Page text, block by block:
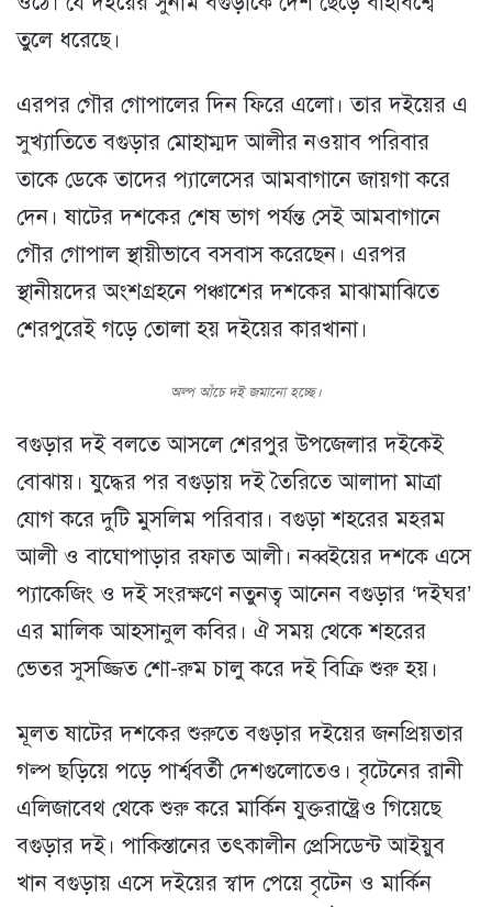
তুলে ধরেছে।
এরপর গৌর গোপালের দিন ফিরে এলো। তার দইয়ের এ
সুখ্যাতিতে বগুড়ার মোহাম্মদ আলীর নওয়াব পরিবার
তাকে ডেকে তাদের প্যালেসের আমবাগানে জায়গা করে
দেন। ষাটের দশকের শেষ ভাগ পর্যন্ত সেই আমবাগানে
গৌর গোপাল স্থায়ীভাবে বসবাস করেছেন। এরপর
স্থানীয়দের অংশগ্রহনে পঞ্চাশের দশকের মাঝামাঝিতে
শেরপুরেই গড়ে তোলা হয় দইয়ের কারখানা।
অল্প আঁচে দই জমানো হচ্ছে।
বগুড়ার দই বলতে আসলে শেরপুর উপজেলার দইকেই
বোঝায়। যুদ্ধের পর বগুড়ায় দই তৈরিতে আলাদা মাত্রা
যোগ করে দুটি মুসলিম পরিবার। বগুড়া শহরের মহরম
আলী ও বাঘোপাড়ার রফাত আলী। নব্বইয়ের দশকে এসে
প্যাকেজিং ও দই সংরক্ষণে নতুনত্ব আনেন বগুড়ার ‘দইঘর’
এর মালিক আহসানুল কবির। ঐ সময় থেকে শহরের
ভেতর সুসজ্জিত শো-রুম চালু করে দই বিক্রি শুরু হয়।
মূলত ষাটের দশকের শুরুতে বগুড়ার দইয়ের জনপ্রিয়তার
গল্প ছড়িয়ে পড়ে পার্শ্ববর্তী দেশগুলোতেও। বৃটেনের রানী
এলিজাবেথ থেকে শুরু করে মার্কিন যুক্তরাষ্ট্রেও গিয়েছে
বগুড়ার দই। পাকিস্তানের তৎকালীন প্রেসিডেন্ট আইয়ুব
খান বগুড়ায় এসে দইয়ের স্বাদ পেয়ে বৃটেন ও মার্কিন